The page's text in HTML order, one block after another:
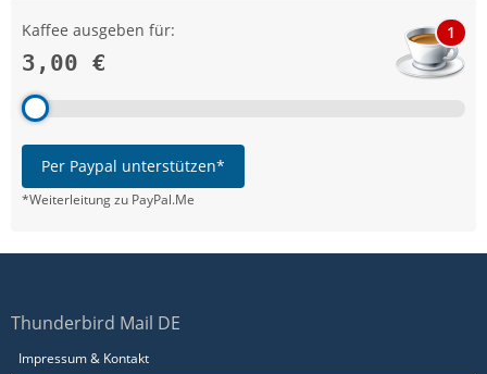
Kaffee ausgeben für:
3,00 €
1
Per Paypal unterstützen*
*Weiterleitung zu PayPal.Me
Thunderbird Mail DE
Impressum & Kontakt